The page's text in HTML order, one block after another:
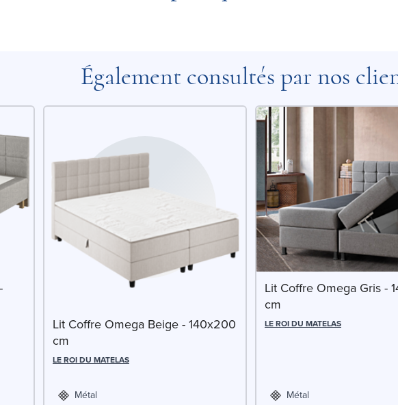
Également consultés par nos
Lit Coffre Omega Beige - 140x200
cm
LE ROI DU MATELAS
Métal
Lit Coffre Omega Gris -
cm
LE ROI DU MATELAS
Métal